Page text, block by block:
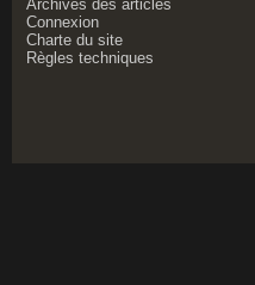
Archives des articles
Connexion
Charte du site
Règles techniques